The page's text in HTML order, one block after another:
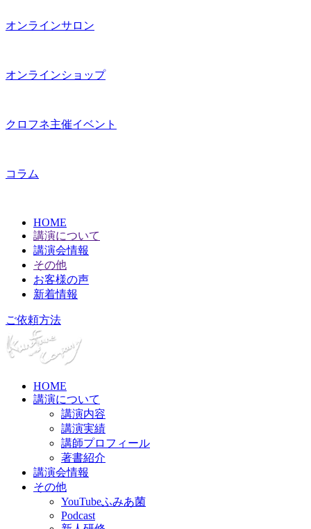
オンラインサロン
オンラインショップ
クロフネ主催イベント
コラム
HOME
講演について
講演会情報
その他
お客様の声
新着情報
ご依頼方法
HOME
講演について
講演内容
講演実績
講師プロフィール
著書紹介
講演会情報
その他
YouTubeふみあ菌
Podcast